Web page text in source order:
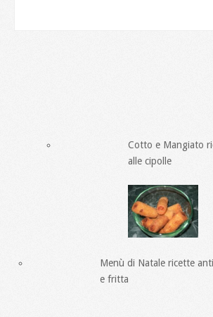
Cotto e Mangiato
alle cipolle
Menù di Natale ricette
e fritta